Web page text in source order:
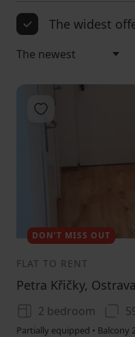
The widest
Add to favorites
DON’T MISS OUT
FLAT TO RENT
2 bedroom
Partially equipped • Balcony